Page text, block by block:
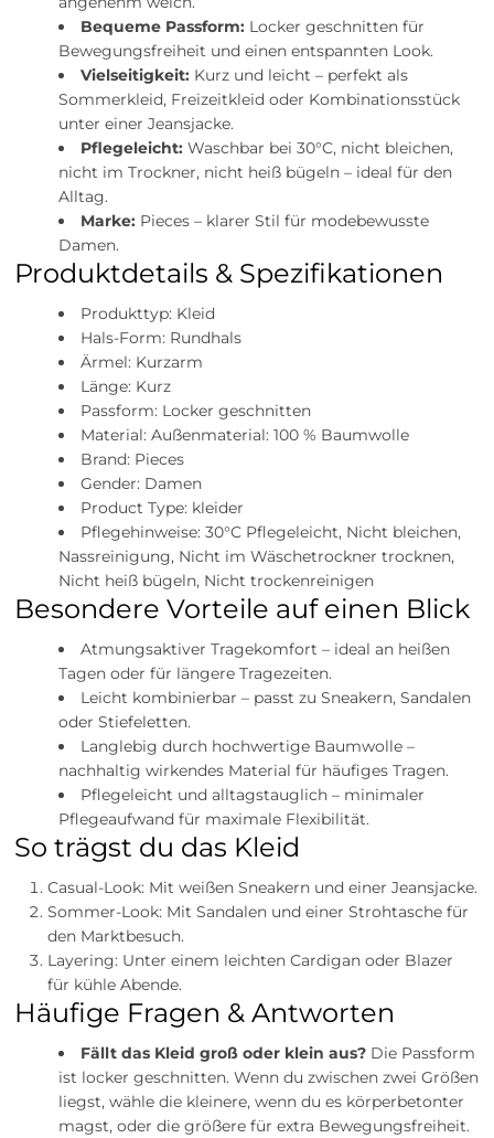
Bequeme Passform: Locker geschnitten für
Bewegungsfreiheit und einen entspannten Look.
Vielseitigkeit: Kurz und leicht – perfekt als
Sommerkleid, Freizeitkleid oder Kombinationsstück
unter einer Jeansjacke.
Pflegeleicht: Waschbar bei 30°C, nicht bleichen,
nicht im Trockner, nicht heiß bügeln – ideal für den
Alltag.
Marke: Pieces – klarer Stil für modebewusste
Damen.
Produktdetails & Spezifikationen
Produkttyp: Kleid
Hals-Form: Rundhals
Ärmel: Kurzarm
Länge: Kurz
Passform: Locker geschnitten
Material: Außenmaterial: 100 % Baumwolle
Brand: Pieces
Gender: Damen
Product Type: kleider
Pflegehinweise: 30°C Pflegeleicht, Nicht bleichen,
Nassreinigung, Nicht im Wäschetrockner trocknen,
Nicht heiß bügeln, Nicht trockenreinigen
Besondere Vorteile auf einen Blick
Atmungsaktiver Tragekomfort – ideal an heißen
Tagen oder für längere Tragezeiten.
Leicht kombinierbar – passt zu Sneakern, Sandalen
oder Stiefeletten.
Langlebig durch hochwertige Baumwolle –
nachhaltig wirkendes Material für häufiges Tragen.
Pflegeleicht und alltagstauglich – minimaler
Pflegeaufwand für maximale Flexibilität.
So trägst du das Kleid
Casual-Look: Mit weißen Sneakern und einer Jeansjacke.
Sommer-Look: Mit Sandalen und einer Strohtasche für
den Marktbesuch.
Layering: Unter einem leichten Cardigan oder Blazer
für kühle Abende.
Häufige Fragen & Antworten
Fällt das Kleid groß oder klein aus? Die Passform
ist locker geschnitten. Wenn du zwischen zwei Größen
liegst, wähle die kleinere, wenn du es körperbetonter
magst, oder die größere für extra Bewegungsfreiheit.